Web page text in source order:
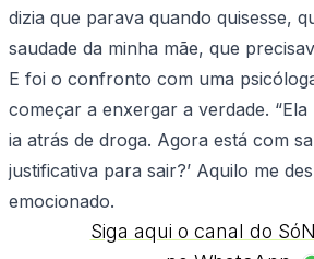
dizia que parava quando quisesse,
saudade da minha mãe, que
E foi o confronto com uma
começar a enxergar a verdade. “Ela
ia atrás de droga. Agora está com
justificativa para sair?’ Aquilo me
emocionado.
Siga aqui o canal do